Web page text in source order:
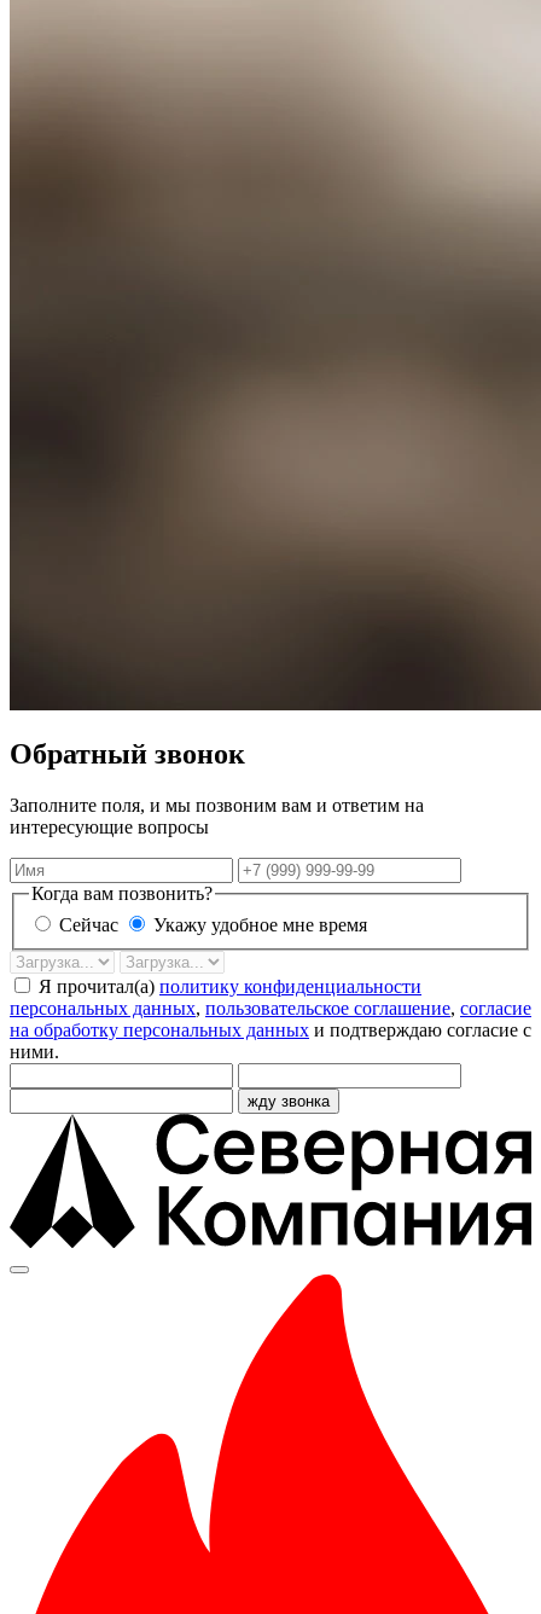
Обратный звонок
Заполните поля, и мы позвоним вам и ответим на
интересующие вопросы
Имя
Телефон
Когда вам позвонить?
Сейчас
Укажу удобное мне время
Дата
звонка
Время
Я прочитал(а) политику конфиденциальности
персональных данных, пользовательское соглашение, согласие
на обработку персональных данных и подтверждаю согласие с
ними.
жду звонка